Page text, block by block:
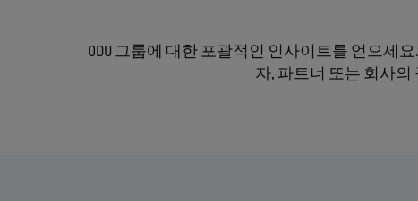
ODU 그룹에 대한 포괄적인 인사이트를 얻으세
자, 파트너 또는 회사